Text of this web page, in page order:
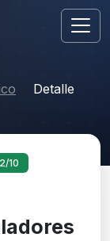
Detalle
10